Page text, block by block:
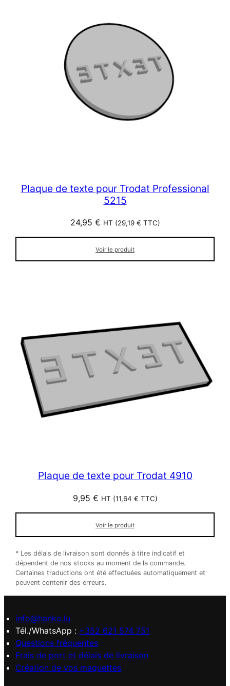
Plaque de texte pour Trodat Professional
5215
24,95 € HT (29,19 € TTC)
Voir le produit
Plaque de texte pour Trodat 4910
9,95 € HT (11,64 € TTC)
Voir le produit
* Les délais de livraison sont donnés à titre indicatif et
dépendent de nos stocks au moment de la commande.
Certaines traductions ont été effectuées automatiquement et
peuvent contenir des erreurs.
info@hanko.lu
Tél./WhatsApp : +352 621 574 751
Questions fréquentes
Frais de port et délais de livraison
Création de vos maquettes